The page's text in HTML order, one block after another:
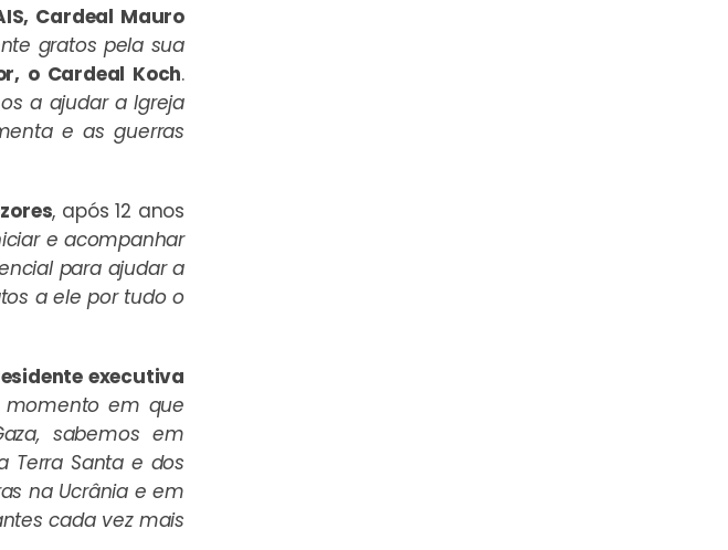
Cardeal Mauro
gratos pela sua
o Cardeal Koch.
a ajudar a Igreja
e as guerras
, após 12 anos
e acompanhar
para ajudar a
a ele por tudo o
executiva
momento em que
sabemos em
Terra Santa e dos
na Ucrânia e em
cada vez mais